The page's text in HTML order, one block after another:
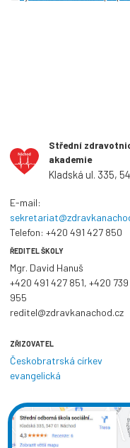
Střední
akademie
Kladská ul. 335,
E-mail:
Telefon: +420 491 427 850
ŘEDITEL ŠKOLY
Mgr. David Hanuš
+420 491 427 851, +420
955
reditel@zdravkanachod.cz
ZŘIZOVATEL
Českobratrská církev
evangelická